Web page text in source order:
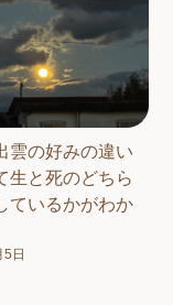
雲の好みの違い
生と死のどちら
ているかがわか
5日